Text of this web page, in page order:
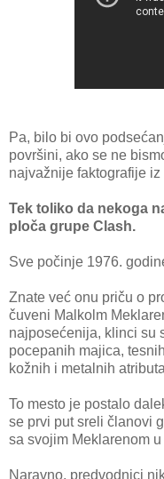
Pa, bilo bi ovo
površini, ako se ne
najvažnije faktografije
Tek toliko da nekoga
ploča grupe Clash.
Sve počinje 1976.
Znate već onu priču o
čuveni Malkolm
najposećenija, klinci su
pocepanih majica,
kožnih i metalnih
To mesto je postalo
se prvi put sreli članovi
sa svojim Meklarenom
Naravno, predvodnici